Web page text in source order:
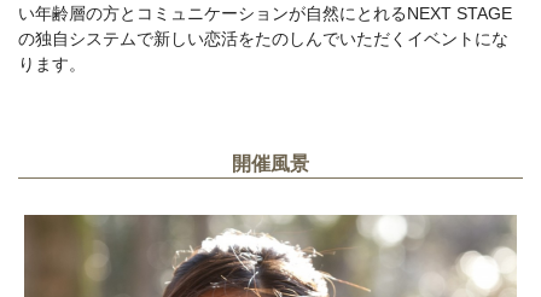
い年齢層の方とコミュニケーションが自然にとれるNEXT STAGE
の独自システムで新しい恋活をたのしんでいただくイベントにな
ります。
開催風景